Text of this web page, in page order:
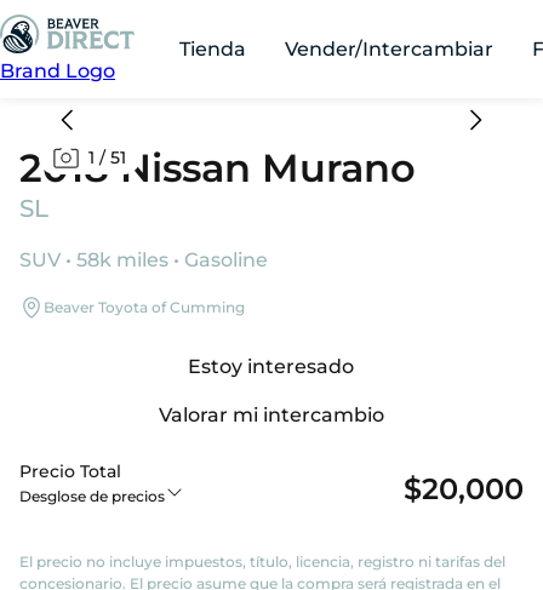
Brand Logo
Tienda Vender/Intercambiar
1 /51
2018 Nissan Murano
SL
SUV • 58k miles • Gasoline
Beaver Toyota of Cumming
Estoy interesado
Valorar mi intercambio
Precio Total
Desglose de precios $20,000
El precio no incluye impuestos, título, licencia, registro ni tarifas del
concesionario. El precio asume que la compra será registrada en el